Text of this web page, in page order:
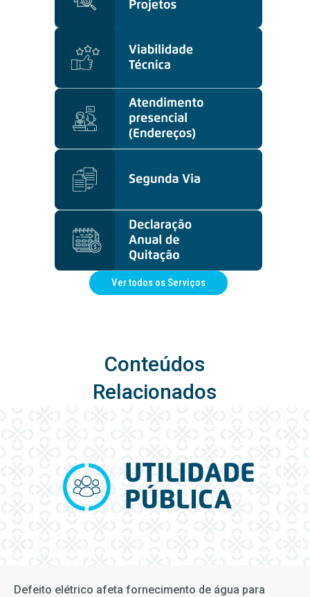
Ver todos os Serviços
Conteúdos
Relacionados
Defeito elétrico afeta fornecimento de água para